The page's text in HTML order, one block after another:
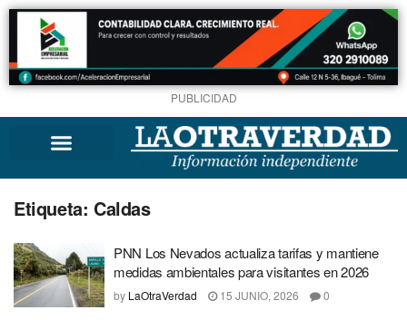
PUBLICIDAD
Etiqueta: Caldas
PNN Los Nevados actualiza tarifas y mantiene
medidas ambientales para visitantes en 2026
by LaOtraVerdad 15 JUNIO, 2026 0